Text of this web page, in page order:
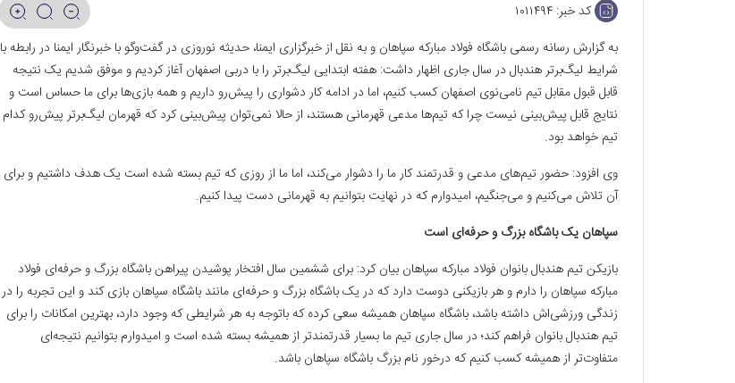
کد خبر: ۱۰۱۱۴۹۴
به گزارش رسانه رسمی باشگاه فولاد مبارکه سپاهان و به نقل از خبرگزاری ایمنا، حدیثه نوروزی در گفت‌وگو با خبرنگار ایمنا در رابطه با
شرایط لیگ‌برتر هندبال در سال جاری اظهار داشت: هفته ابتدایی لیگ‌برتر را با دربی اصفهان آغاز کردیم و موفق شدیم یک نتیجه
قابل قبول مقابل تیم نامی‌نوی اصفهان کسب کنیم، اما در ادامه کار دشواری را پیش‌رو داریم و همه بازی‌ها برای ما حساس است و
نتایج قابل پیش‌بینی نیست چرا که تیم‌ها مدعی قهرمانی هستند، از حالا نمی‌توان پیش‌بینی کرد که قهرمان لیگ‌برتر پیش‌رو کدام
تیم خواهد بود.
وی افزود: حضور تیم‌های مدعی و قدرتمند کار ما را دشوار می‌کند، اما ما از روزی که تیم بسته شده است یک هدف داشتیم و برای
آن تلاش می‌کنیم و می‌جنگیم، امیدوارم که در نهایت بتوانیم به قهرمانی دست پیدا کنیم.
سپاهان یک باشگاه بزرگ و حرفه‌ای است
بازیکن تیم هندبال بانوان فولاد مبارکه سپاهان بیان کرد: برای ششمین سال افتخار پوشیدن پیراهن باشگاه بزرگ و حرفه‌ای فولاد
مبارکه سپاهان را دارم و هر بازیکنی دوست دارد که در یک باشگاه بزرگ و حرفه‌ای مانند باشگاه سپاهان بازی کند و این تجربه را در
زندگی ورزشی‌اش داشته باشد، باشگاه سپاهان همیشه سعی کرده که باتوجه به هر شرایطی که وجود دارد، بهترین امکانات را برای
تیم هندبال بانوان فراهم کند؛ در سال جاری تیم ما بسیار قدرتمندتر از همیشه بسته شده است و امیدوارم بتوانیم نتیجه‌ای
متفاوت‌تر از همیشه کسب کنیم که درخور نام بزرگ باشگاه سپاهان باشد.